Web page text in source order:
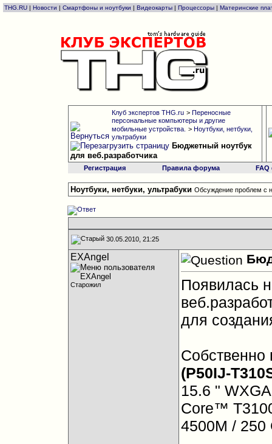
THG.RU | Новости | Смартфоны и ноутбуки | Видеокарты | Процессоры | Материнские
Клуб экспертов THG.ru > Переносные
персональные компьютеры и другие
мобильные устройства. > Ноутбуки, нетбуки,
ультрабуки
Бюджетный ноутбук
для веб.разработчика
Регистрация Правила форума
Ноутбуки, нетбуки, ультрабуки Обсуждение проблем с
30.05.2010, 21:25
EXAngel
Старожил
Появилась
для
Собственно
(P50IJ-
15.6 "
Core™
4500M / 250